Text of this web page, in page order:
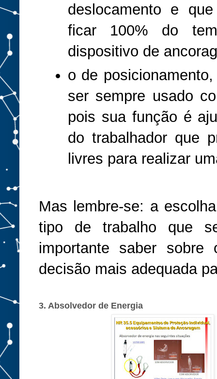
deslocamento e
ficar 100% do
dispositivo de
o de
ser sempre usado
pois sua função é
do trabalhador que
livres para realizar
Mas lembre-se: a
tipo de trabalho que
importante saber
decisão mais adequada
3. Absolvedor de Energia